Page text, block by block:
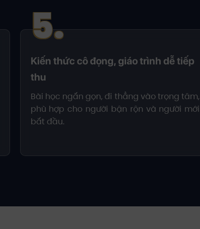
5.
Kiến thức cô đọng, giáo trình dễ tiếp
thu
Bài học ngắn gọn, đi thẳng vào trọng tâm,
phù hợp cho người bận rộn và người mới
bắt đầu.